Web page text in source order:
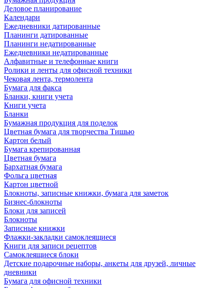
Деловое планирование
Календари
Ежедневники датированные
Планинги датированные
Планинги недатированные
Ежедневники недатированные
Алфавитные и телефонные книги
Ролики и ленты для офисной техники
Чековая лента, термолента
Бумага для факса
Бланки, книги учета
Книги учета
Бланки
Бумажная продукция для поделок
Цветная бумага для творчества Тишью
Картон белый
Бумага крепированная
Цветная бумага
Бархатная бумага
Фольга цветная
Картон цветной
Блокноты, записные книжки, бумага для заметок
Бизнес-блокноты
Блоки для записей
Блокноты
Записные книжки
Флажки-закладки самоклеящиеся
Книги для записи рецептов
Самоклеящиеся блоки
Детские подарочные наборы, анкеты для друзей, личные
дневники
Бумага для офисной техники